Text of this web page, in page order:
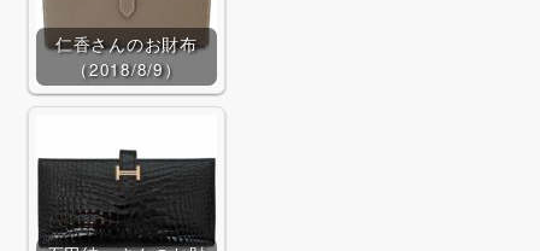
仁香さんのお財布
（2018/8/9）